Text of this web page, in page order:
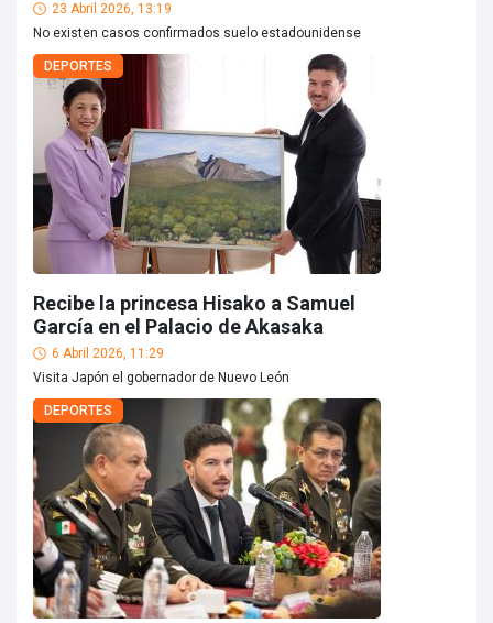
23 Abril 2026, 13:19
No existen casos confirmados suelo estadounidense
DEPORTES
Recibe la princesa Hisako a Samuel
García en el Palacio de Akasaka
6 Abril 2026, 11:29
Visita Japón el gobernador de Nuevo León
DEPORTES